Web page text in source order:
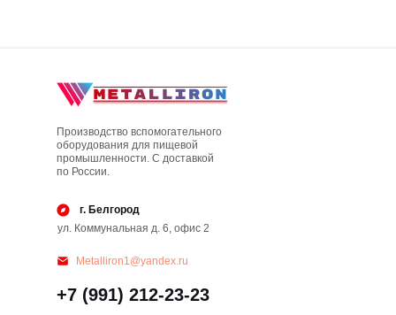
Производство вспомогательного
оборудования для пищевой
промышленности. С доставкой
по России.
г. Белгород
ул. Коммунальная д. 6, офис 2
+7 (991) 212-23-23
Metalliron1@yandex.ru